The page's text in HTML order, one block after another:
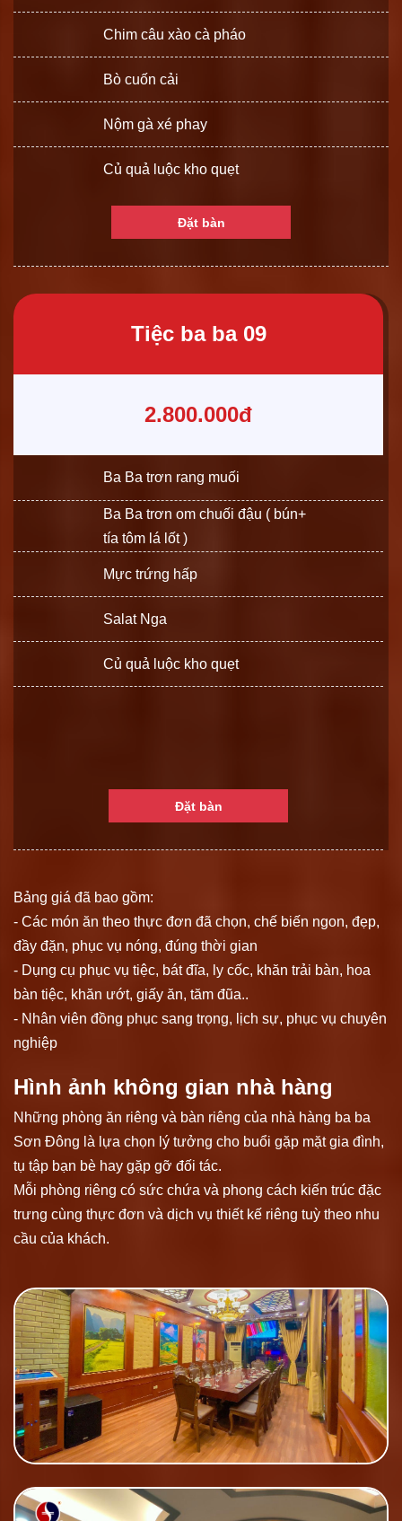
Chim câu xào cà pháo
Bò cuốn cải
Nộm gà xé phay
Củ quả luộc kho quẹt
Đặt bàn
Tiệc ba ba 09
2.800.000đ
Ba Ba trơn rang muối
Ba Ba trơn om chuối đậu ( bún+
tía tôm lá lốt )
Mực trứng hấp
Salat Nga
Củ quả luộc kho quẹt
Đặt bàn
Bảng giá đã bao gồm:
- Các món ăn theo thực đơn đã chọn, chế biến ngon, đẹp,
đầy đặn, phục vụ nóng, đúng thời gian
- Dụng cụ phục vụ tiệc, bát đĩa, ly cốc, khăn trải bàn, hoa
bàn tiệc, khăn ướt, giấy ăn, tăm đũa..
- Nhân viên đồng phục sang trọng, lịch sự, phục vụ chuyên
nghiệp
Hình ảnh không gian nhà hàng
Những phòng ăn riêng và bàn riêng của nhà hàng ba ba
Sơn Đông là lựa chọn lý tưởng cho buổi gặp mặt gia đình,
tụ tập bạn bè hay gặp gỡ đối tác.
Mỗi phòng riêng có sức chứa và phong cách kiến trúc đặc
trưng cùng thực đơn và dịch vụ thiết kế riêng tuỳ theo nhu
cầu của khách.